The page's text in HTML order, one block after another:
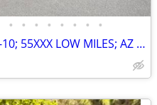
• • • • • • • •
2000 RARE DODGE VIPER RT-10; 55XXX LOW MILES; AZ CAR , PRISTINE